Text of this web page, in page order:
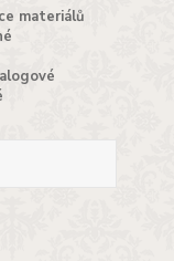
materiálů